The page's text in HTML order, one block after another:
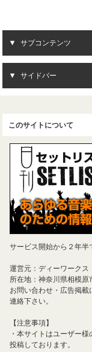
サブコンテンツ
サイドバー
このサイトについて
サービス開始から２年半
運営元：ディーワークス
所在地：神奈川県相模原
お問い合わせ・広告掲
連絡下さい。
【注意事項】
・本サイトはユーザー
投稿しております。